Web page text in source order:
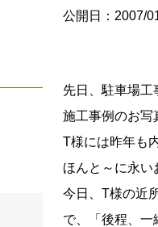
公開日：2007/
先日、駐車場
施工事例のお写
T様には昨年も
ほんと～に永い
今日、T様の近
で、「後程、一